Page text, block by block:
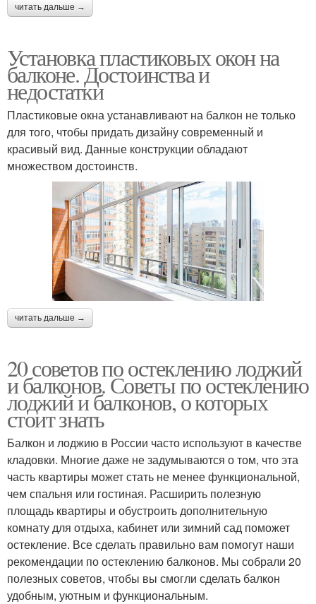
читать дальше →
Установка пластиковых окон на
балконе. Достоинства и
недостатки
Пластиковые окна устанавливают на балкон не только
для того, чтобы придать дизайну современный и
красивый вид. Данные конструкции обладают
множеством достоинств.
читать дальше →
20 советов по остеклению лоджий
и балконов. Советы по остеклению
лоджий и балконов, о которых
стоит знать
Балкон и лоджию в России часто используют в качестве
кладовки. Многие даже не задумываются о том, что эта
часть квартиры может стать не менее функциональной,
чем спальня или гостиная. Расширить полезную
площадь квартиры и обустроить дополнительную
комнату для отдыха, кабинет или зимний сад поможет
остекление. Все сделать правильно вам помогут наши
рекомендации по остеклению балконов. Мы собрали 20
полезных советов, чтобы вы смогли сделать балкон
удобным, уютным и функциональным.